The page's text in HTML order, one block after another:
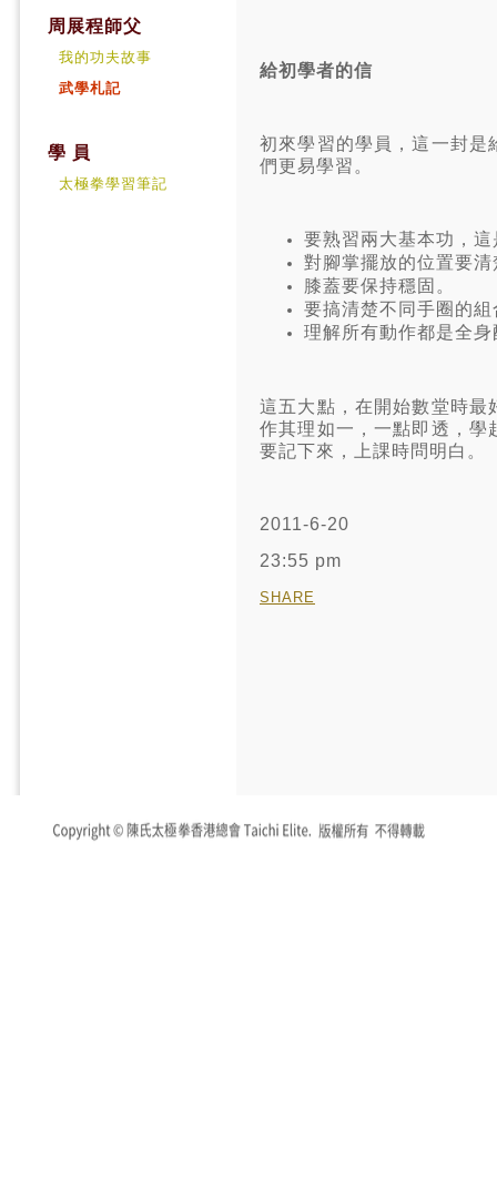
周展程師父
我的功夫故事
武學札記
學 員
太極拳學習筆記
給初學者的信
初來學習的學員，這一封是
們更易學習。
要熟習兩大基本功，
對腳掌擺放的位置要清
膝蓋要保持穩固。
要搞清楚不同手圈的組
理解所有動作都是全
這五大點，在開始數堂時最
作其理如一，一點即透，學
要記下來，上課時問明白。
2011-6-20
23:55 pm
SHARE